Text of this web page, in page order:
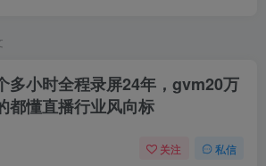
多小时全程录屏24年，gvm20万
都懂直播行业风向标
关注 私信